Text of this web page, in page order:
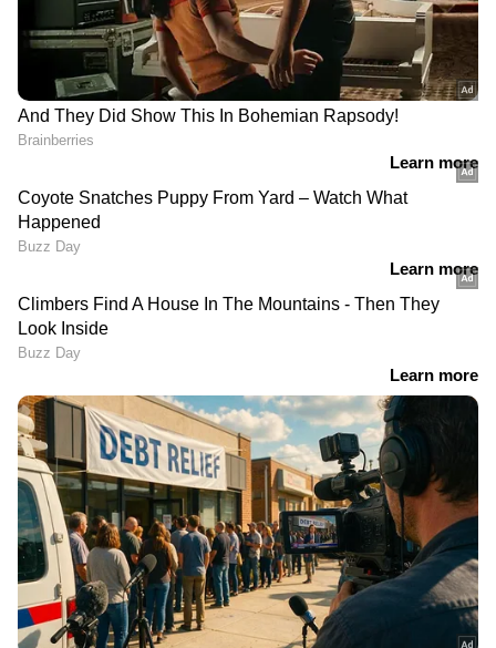
റദ്ദാക്കുമെന്ന് ഇസ്രായേൽ വ്യക്തമാക്കി.